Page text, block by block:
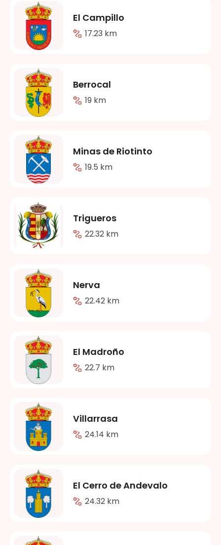
El Campillo
17.23 km
Berrocal
19 km
Minas de Riotinto
19.5 km
Trigueros
22.32 km
Nerva
22.42 km
El Madroño
22.7 km
Villarrasa
24.14 km
El Cerro de Andevalo
24.32 km